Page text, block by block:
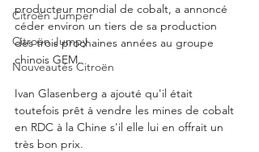
Citroën Jumper
Citroën Jumpy
Nouveautés Citroën
producteur mondial de cobalt, a annoncé
céder environ un tiers de sa production
des trois prochaines années au groupe
chinois GEM.
Ivan Glasenberg a ajouté qu'il était
toutefois prêt à vendre les mines de cobalt
en RDC à la Chine s'il elle lui en offrait un
très bon prix.